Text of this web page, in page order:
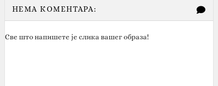
НЕМА КОМЕНТАРА:
Све што напишете је слика вашег образа!